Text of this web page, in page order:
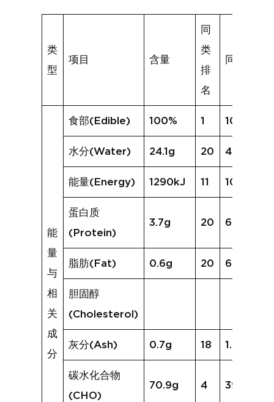
类
型
项目 含量
同
类
排
名
同类均值
能
量
与
相
关
成
分
食部(Edible) 100% 1 100%
水分(Water) 24.1g 20 46.6g
能量(Energy) 1290kJ 11 1015kJ
蛋白质
(Protein)
3.7g 20 6.0g
脂肪(Fat) 0.6g 20 6.6g
胆固醇
(Cholesterol)
灰分(Ash) 0.7g 18 1.3g
碳水化合物
(CHO)
70.9g 4 39.6g